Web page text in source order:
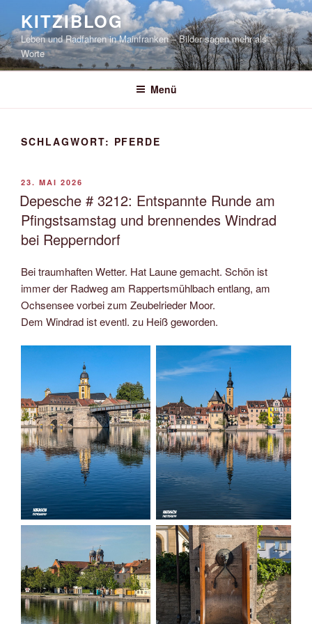
springen
KITZIBLOG
Leben und Radfahren in Mainfranken – Bilder sagen mehr als
Worte
Menü
SCHLAGWORT: PFERDE
VERÖFFENTLICHT
AM
23. MAI 2026
Depesche # 3212: Entspannte Runde am
Pfingstsamstag und brennendes Windrad
bei Repperndorf
Bei traumhaften Wetter. Hat Laune gemacht. Schön ist
immer der Radweg am Rappertsmühlbach entlang, am
Ochsensee vorbei zum Zeubelrieder Moor.
Dem Windrad ist eventl. zu Heiß geworden.